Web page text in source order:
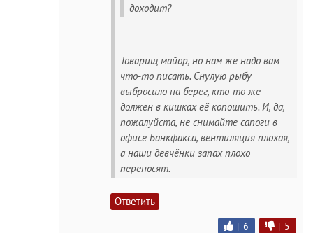
доходит?
Товарищ майор, но нам же надо вам
что-то писать. Снулую рыбу
выбросило на берег, кто-то же
должен в кишках её копошить. И, да,
пожалуйста, не снимайте сапоги в
офисе Банкфакса, вентиляция плохая,
а наши девчёнки запах плохо
переносят.
Ответить
| 6 | 5